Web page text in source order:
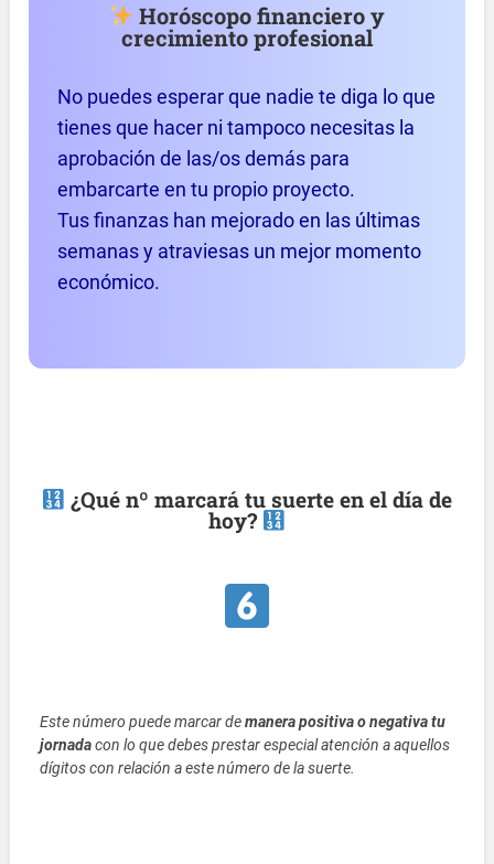
Horóscopo financiero y
crecimiento profesional
No puedes esperar que nadie te diga lo que
tienes que hacer ni tampoco necesitas la
aprobación de las/os demás para
embarcarte en tu propio proyecto.
Tus finanzas han mejorado en las últimas
semanas y atraviesas un mejor momento
económico.
¿Qué nº marcará tu suerte en el día de
hoy?
Este número puede marcar demanera positiva o negativa tu
jornadacon lo que debes prestar especial atención a aquellos
dígitos con relación a este número de la suerte.